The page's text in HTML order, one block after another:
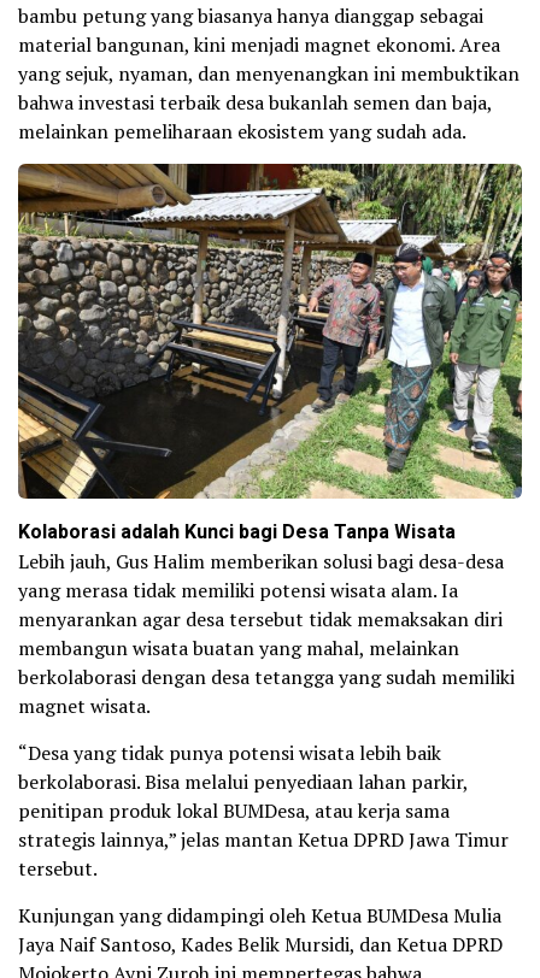
bambu petung yang biasanya hanya dianggap sebagai
material bangunan, kini menjadi magnet ekonomi. Area
yang sejuk, nyaman, dan menyenangkan ini membuktikan
bahwa investasi terbaik desa bukanlah semen dan baja,
melainkan pemeliharaan ekosistem yang sudah ada.
Kolaborasi adalah Kunci bagi Desa Tanpa Wisata
Lebih jauh, Gus Halim memberikan solusi bagi desa-desa
yang merasa tidak memiliki potensi wisata alam. Ia
menyarankan agar desa tersebut tidak memaksakan diri
membangun wisata buatan yang mahal, melainkan
berkolaborasi dengan desa tetangga yang sudah memiliki
magnet wisata.
“Desa yang tidak punya potensi wisata lebih baik
berkolaborasi. Bisa melalui penyediaan lahan parkir,
penitipan produk lokal BUMDesa, atau kerja sama
strategis lainnya,” jelas mantan Ketua DPRD Jawa Timur
tersebut.
Kunjungan yang didampingi oleh Ketua BUMDesa Mulia
Jaya Naif Santoso, Kades Belik Mursidi, dan Ketua DPRD